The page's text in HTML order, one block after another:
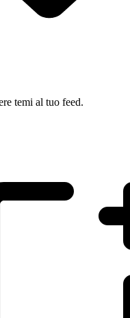
temi al tuo feed.